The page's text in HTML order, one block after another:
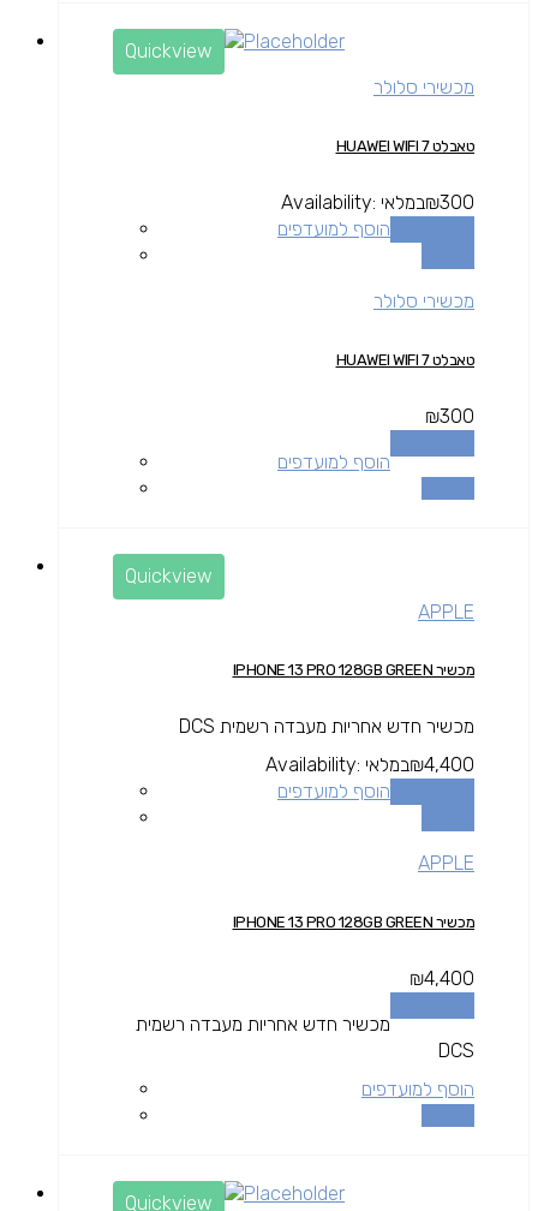
Quickview
מכשירי סלולר
טאבלט HUAWEI WIFI 7
₪300
Availability: במלאי
הוסף למועדפים
מכשירי סלולר
טאבלט HUAWEI WIFI 7
₪300
הוסף למועדפים
Quickview
APPLE
מכשיר IPHONE 13 PRO 128GB GREEN
מכשיר חדש אחריות מעבדה רשמית DCS
₪4,400
Availability: במלאי
הוסף למועדפים
APPLE
מכשיר IPHONE 13 PRO 128GB GREEN
₪4,400
מכשיר חדש אחריות מעבדה רשמית
DCS
הוסף למועדפים
Quickview